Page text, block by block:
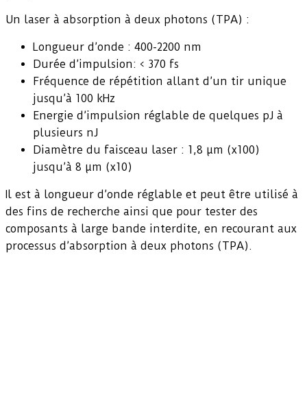
Un laser à absorption à deux photons (TPA) :
Longueur d’onde : 400-2200 nm
Durée d’impulsion: < 370 fs
Fréquence de répétition allant d’un tir unique
jusqu’à 100 kHz
Energie d’impulsion réglable de quelques pJ à
plusieurs nJ
Diamètre du faisceau laser : 1,8 µm (x100)
jusqu’à 8 µm (x10)
Il est à longueur d’onde réglable et peut être utilisé à
des fins de recherche ainsi que pour tester des
composants à large bande interdite, en recourant aux
processus d’absorption à deux photons (TPA).